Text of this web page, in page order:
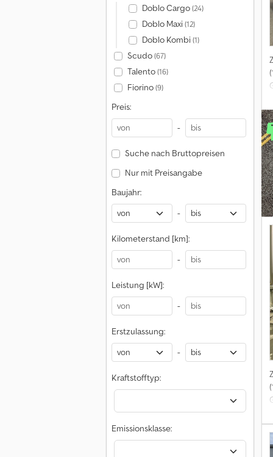
Doblo Cargo(24)
Doblo Maxi(12)
Doblo Kombi(1)
Scudo(67)
Talento(16)
Fiorino(9)
Preis:
-
Suche nach Bruttopreisen
Nur mit Preisangabe
Baujahr:
-
Kilometerstand [km]:
-
Leistung [kW]:
-
Erstzulassung:
-
Kraftstofftyp:
Emissionsklasse: